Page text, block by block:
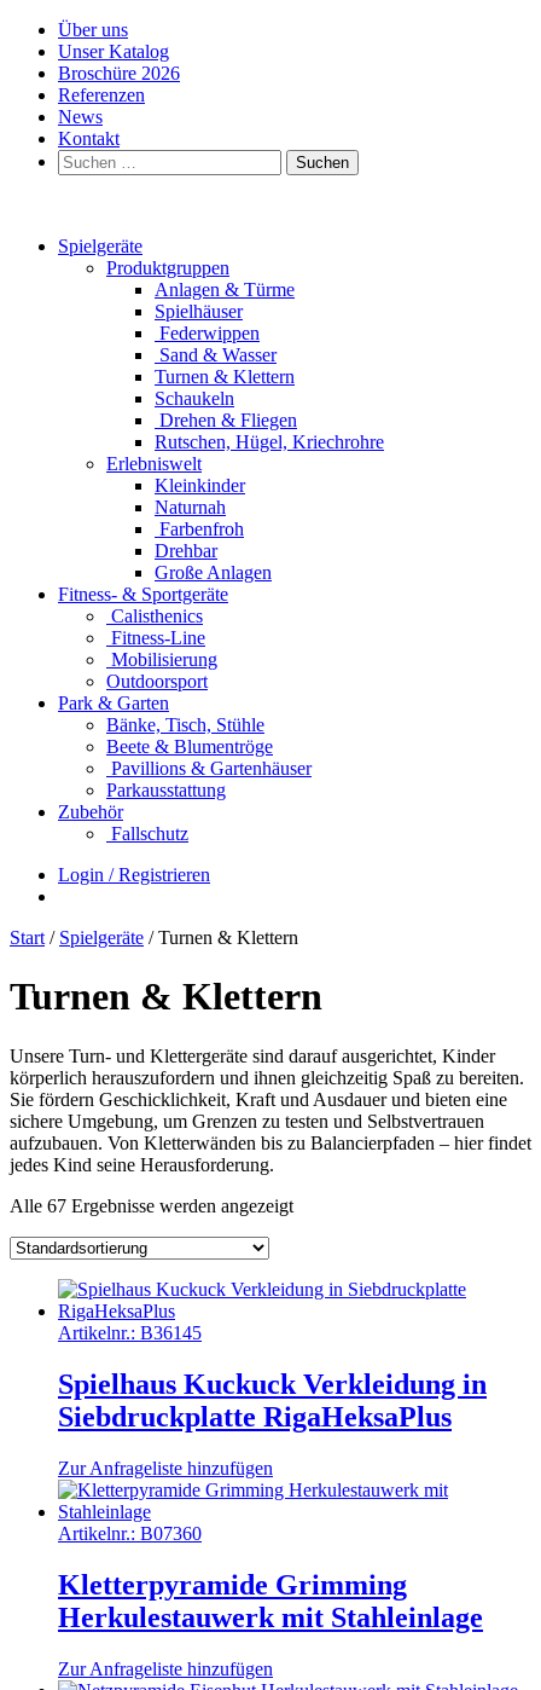
Über uns
Unser Katalog
Broschüre 2026
Referenzen
News
Kontakt
Suchen
nach:
Spielgeräte
Produktgruppen
Anlagen & Türme
Spielhäuser
Federwippen
Sand & Wasser
Turnen & Klettern
Schaukeln
Drehen & Fliegen
Rutschen, Hügel, Kriechrohre
Erlebniswelt
Kleinkinder
Naturnah
Farbenfroh
Drehbar
Große Anlagen
Fitness- & Sportgeräte
Calisthenics
Fitness-Line
Mobilisierung
Outdoorsport
Park & Garten
Bänke, Tisch, Stühle
Beete & Blumentröge
Pavillions & Gartenhäuser
Parkausstattung
Zubehör
Fallschutz
Login / Registrieren
Start / Spielgeräte / Turnen & Klettern
Turnen & Klettern
Unsere Turn- und Klettergeräte sind darauf ausgerichtet, Kinder
körperlich herauszufordern und ihnen gleichzeitig Spaß zu bereiten.
Sie fördern Geschicklichkeit, Kraft und Ausdauer und bieten eine
sichere Umgebung, um Grenzen zu testen und Selbstvertrauen
aufzubauen. Von Kletterwänden bis zu Balancierpfaden – hier findet
jedes Kind seine Herausforderung.
Alle 67 Ergebnisse werden angezeigt
Artikelnr.: B36145
Spielhaus Kuckuck Verkleidung in
Siebdruckplatte RigaHeksaPlus
Zur Anfrageliste hinzufügen
Artikelnr.: B07360
Kletterpyramide Grimming
Herkulestauwerk mit Stahleinlage
Zur Anfrageliste hinzufügen